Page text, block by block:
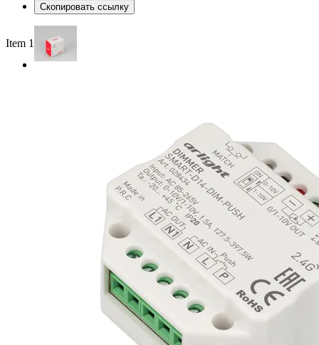
Скопировать ссылку
Item 1 of 2